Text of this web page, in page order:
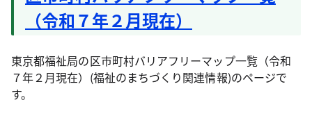
（令和７年２月現在）
東京都福祉局の区市町村バリアフリーマップ一覧（令和
７年２月現在）(福祉のまちづくり関連情報)のページで
す。